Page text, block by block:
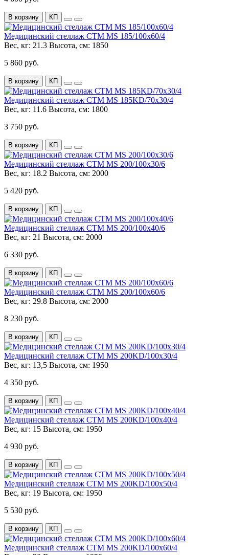
В корзину КП
Медицинский стеллаж СТМ MS 185/100х60/4
Вес, кг: 21.3 Высота, см: 1850
5 860 руб.
В корзину КП
Медицинский стеллаж СТМ MS 185KD/70х30/4
Вес, кг: 11.6 Высота, см: 1800
3 750 руб.
В корзину КП
Медицинский стеллаж СТМ MS 200/100х30/6
Вес, кг: 18.2 Высота, см: 2000
5 420 руб.
В корзину КП
Медицинский стеллаж СТМ MS 200/100х40/6
Вес, кг: 21 Высота, см: 2000
6 330 руб.
В корзину КП
Медицинский стеллаж СТМ MS 200/100х60/6
Вес, кг: 29.8 Высота, см: 2000
8 230 руб.
В корзину КП
Медицинский стеллаж СТМ MS 200KD/100х30/4
Вес, кг: 13,5 Высота, см: 1950
4 350 руб.
В корзину КП
Медицинский стеллаж СТМ MS 200KD/100х40/4
Вес, кг: 15 Высота, см: 1950
4 930 руб.
В корзину КП
Медицинский стеллаж СТМ MS 200KD/100х50/4
Вес, кг: 19 Высота, см: 1950
5 530 руб.
В корзину КП
Медицинский стеллаж СТМ MS 200KD/100х60/4